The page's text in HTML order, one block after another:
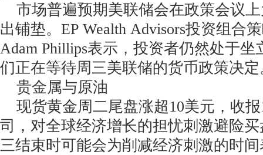
市场普遍预期美联储会在政策会议
出铺垫。EP Wealth Advisors投资组合
Adam Phillips表示，投资者仍然处于坐
们正在等待周三美联储的货币政策决定
贵金属与原油
现货黄金周二尾盘涨超10美元，收报
司，对全球经济增长的担忧刺激避险
三结束时可能会为削减经济刺激的时